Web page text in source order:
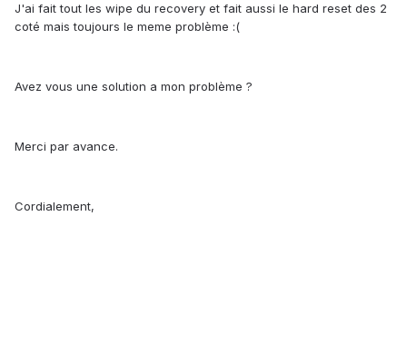
J'ai fait tout les wipe du recovery et fait aussi le hard reset des 2
coté mais toujours le meme problème :(
Avez vous une solution a mon problème ?
Merci par avance.
Cordialement,